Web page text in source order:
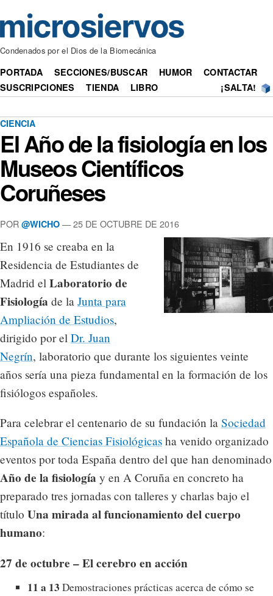
Condenados por el Dios de la Biomecánica
PORTADA SECCIONES/BUSCAR HUMOR
CONTACTAR
SUSCRIPCIONES
TIENDA LIBRO ¡SALTA!
CIENCIA
El Año de la fisiología en los
Museos Científicos
Coruñeses
POR @WICHO — 25 DE OCTUBRE DE 2016
En 1916 se creaba en la
Residencia de Estudiantes de
Madrid el Laboratorio de
Fisiología de la Junta para
Ampliación de Estudios,
dirigido por el Dr. Juan
Negrín, laboratorio que durante los siguientes veinte
años sería una pieza fundamental en la formación de los
fisiólogos españoles.
Para celebrar el centenario de su fundación la Sociedad
Española de Ciencias Fisiológicas ha venido organizado
eventos por toda España dentro del que han denominado
Año de la fisiología y en A Coruña en concreto ha
preparado tres jornadas con talleres y charlas bajo el
título Una mirada al funcionamiento del cuerpo
humano:
27 de octubre – El cerebro en acción
11 a 13 Demostraciones prácticas acerca de cómo se